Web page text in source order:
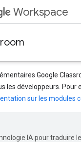
Workspace
Google
les développeurs. Pour
sur les modules
IA pour traduire